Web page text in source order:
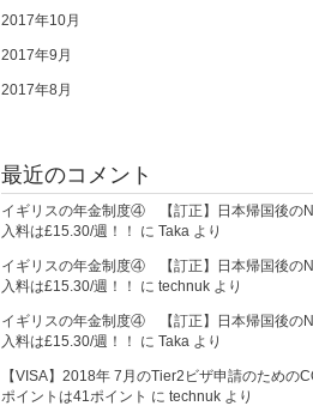
2017年10月
2017年9月
2017年8月
最近のコメント
イギリスの年金制度④ 【訂正】日本帰国後の
入料は£15.30/週！！
に Taka より
イギリスの年金制度④ 【訂正】日本帰国後の
入料は£15.30/週！！
に technuk より
イギリスの年金制度④ 【訂正】日本帰国後の
入料は£15.30/週！！
に Taka より
【VISA】2018年 7月のTier2ビザ申請のための
ポイントは41ポイント に technuk より